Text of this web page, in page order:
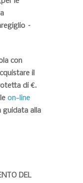
–
con
il
di €.
on-line
guidata alla
DEL